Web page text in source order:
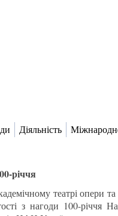
Діяльність
річчя
театрі опери
з нагоди 100-річчя